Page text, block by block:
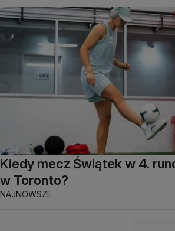
Kiedy mecz Świątek w 4.
w Toronto?
NAJNOWSZE